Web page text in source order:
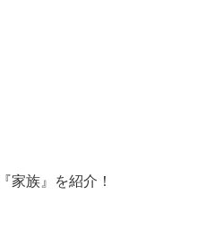
家族』を紹介！